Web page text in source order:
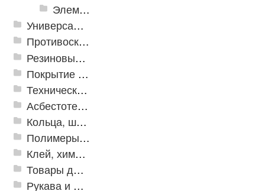
Элементы питания и зарядные устройства
Универсальные модульные покрытия
Противоскользящая защита для лестниц, профили, ленты
Резиновые и ПВХ дорожки
Покрытие из резиновой крошки
Техническая резина
Асбестотехнические и теплоизоляционные материалы
Кольца, шайбы, манжеты
Полимеры и пластики
Клей, химия, сопутствующие товары
Товары для дома
Рукава и шланги промышленные